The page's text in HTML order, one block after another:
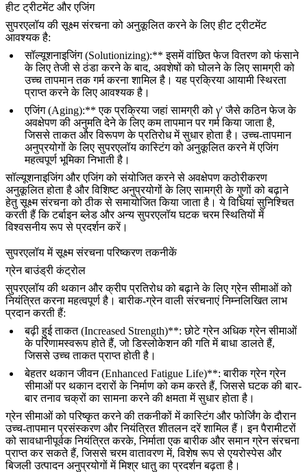
हीट ट्रीटमेंट और एजिंग
सुपरएलॉय की सूक्ष्म संरचना को अनुकूलित करने के लिए हीट ट्रीटमेंट
आवश्यक है:
सॉल्यूशनाइजिंग (Solutionizing):** इसमें वांछित फेज वितरण को फंसाने
के लिए तेजी से ठंडा करने के बाद, अवशेषों को घोलने के लिए सामग्री को
उच्च तापमान तक गर्म करना शामिल है। यह प्रक्रिया आयामी स्थिरता
प्राप्त करने के लिए आवश्यक है।
एजिंग (Aging):** एक प्रक्रिया जहां सामग्री को γ' जैसे कठिन फेज के
अवक्षेपण की अनुमति देने के लिए कम तापमान पर गर्म किया जाता है,
जिससे ताकत और विरूपण के प्रतिरोध में सुधार होता है। उच्च-तापमान
अनुप्रयोगों के लिएसुपरएलॉय कास्टिंगको अनुकूलित करने में एजिंग
महत्वपूर्ण भूमिका निभाती है।
सॉल्यूशनाइजिंग और एजिंग को संयोजित करने से अवक्षेपण कठोरीकरण
अनुकूलित होता है और विशिष्ट अनुप्रयोगों के लिए सामग्री के गुणों को बढ़ाने
हेतु सूक्ष्म संरचना को ठीक से समायोजित किया जाता है। ये विधियां सुनिश्चित
करती हैं किटर्बाइन ब्लेड और अन्य सुपरएलॉय घटक चरम स्थितियों में
विश्वसनीय रूप से प्रदर्शन करें।
सुपरएलॉय में सूक्ष्म संरचना परिष्करण तकनीकें
ग्रेन बाउंड्री कंट्रोल
सुपरएलॉय की थकान और क्रीप प्रतिरोध को बढ़ाने के लिए ग्रेन सीमाओं को
नियंत्रित करना महत्वपूर्ण है। बारीक-ग्रेन वाली संरचनाएं निम्नलिखित लाभ
प्रदान करती हैं:
बढ़ी हुई ताकत (Increased Strength)**: छोटे ग्रेन अधिक ग्रेन सीमाओं
के परिणामस्वरूप होते हैं, जो डिस्लोकेशन की गति में बाधा डालते हैं,
जिससे उच्च ताकत प्राप्त होती है।
बेहतर थकान जीवन (Enhanced Fatigue Life)**: बारीक ग्रेन ग्रेन
सीमाओं पर थकान दरारों के निर्माण को कम करते हैं, जिससे घटक की बार-
बार तनाव चक्रों का सामना करने की क्षमता में सुधार होता है।
ग्रेन सीमाओं को परिष्कृत करने की तकनीकों मेंकास्टिंगऔरफोर्जिंगके दौरान
उच्च-तापमान प्रसंस्करण और नियंत्रित शीतलन दरें शामिल हैं। इन पैरामीटरों
को सावधानीपूर्वक नियंत्रित करके, निर्माता एक बारीक और समान ग्रेन संरचना
प्राप्त कर सकते हैं, जिससे चरम वातावरण में, विशेष रूप सेएयरोस्पेस और
बिजली उत्पादन अनुप्रयोगोंमें मिश्र धातु का प्रदर्शन बढ़ता है।